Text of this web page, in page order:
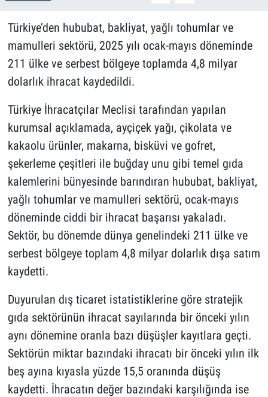
Türkiye’den hububat, bakliyat, yağlı tohumlar ve
mamulleri sektörü, 2025 yılı ocak-mayıs döneminde
211 ülke ve serbest bölgeye toplamda 4,8 milyar
dolarlık ihracat kaydedildi.
Türkiye İhracatçılar Meclisi tarafından yapılan
kurumsal açıklamada, ayçiçek yağı, çikolata ve
kakaolu ürünler, makarna, bisküvi ve gofret,
şekerleme çeşitleri ile buğday unu gibi temel gıda
kalemlerini bünyesinde barındıran hububat, bakliyat,
yağlı tohumlar ve mamulleri sektörü, ocak-mayıs
döneminde ciddi bir ihracat başarısı yakaladı.
Sektör, bu dönemde dünya genelindeki 211 ülke ve
serbest bölgeye toplam 4,8 milyar dolarlık dışa satım
kaydetti.
Duyurulan dış ticaret istatistiklerine göre stratejik
gıda sektörünün ihracat sayılarında bir önceki yılın
aynı dönemine oranla bazı düşüşler kayıtlara geçti.
Sektörün miktar bazındaki ihracatı bir önceki yılın ilk
beş ayına kıyasla yüzde 15,5 oranında düşüş
kaydetti. İhracatın değer bazındaki karşılığında ise